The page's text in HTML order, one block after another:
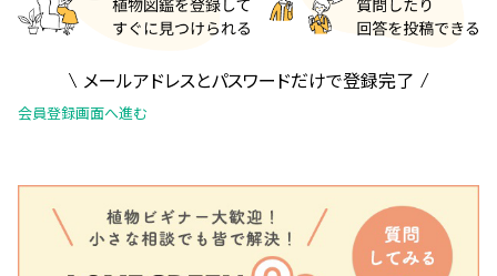
メールアドレスとパスワードだけで登録完了
会員登録画面へ進む